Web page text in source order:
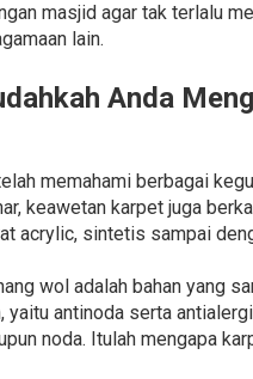
masjid agar tak terlalu
lain.
Anda
memahami berbagai
keawetan karpet juga
acrylic, sintetis sampai
wol adalah bahan yang
yaitu antinoda serta
noda. Itulah mengapa